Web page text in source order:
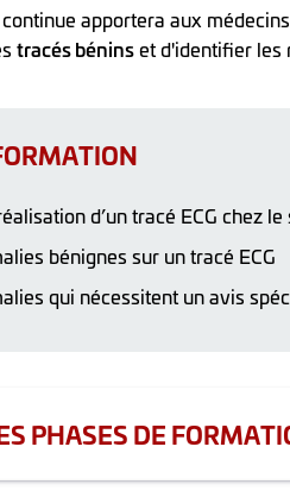
apportera aux
tracés béninset d'identifier les
d’un tracé ECG chez
bénignes sur un tracé ECG
qui nécessitent un avis
PHASES DE